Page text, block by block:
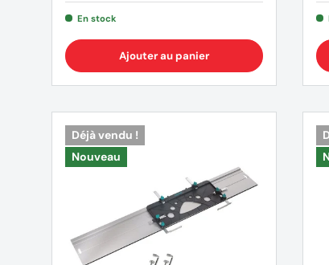
En stock
Ajouter au panier
Déjà vendu !
Nouveau